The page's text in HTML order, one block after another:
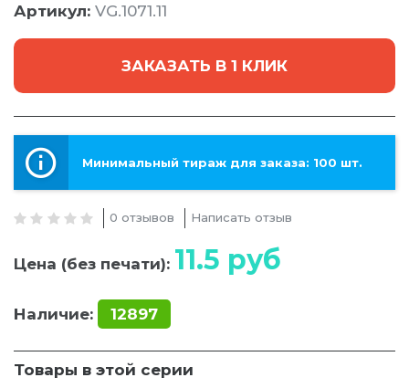
Артикул: VG.1071.11
ЗАКАЗАТЬ В 1 КЛИК
Минимальный тираж для заказа: 100 шт.
0 отзывов Написать отзыв
Цена (без печати): 11.5 руб
Наличие: 12897
Товары в этой серии